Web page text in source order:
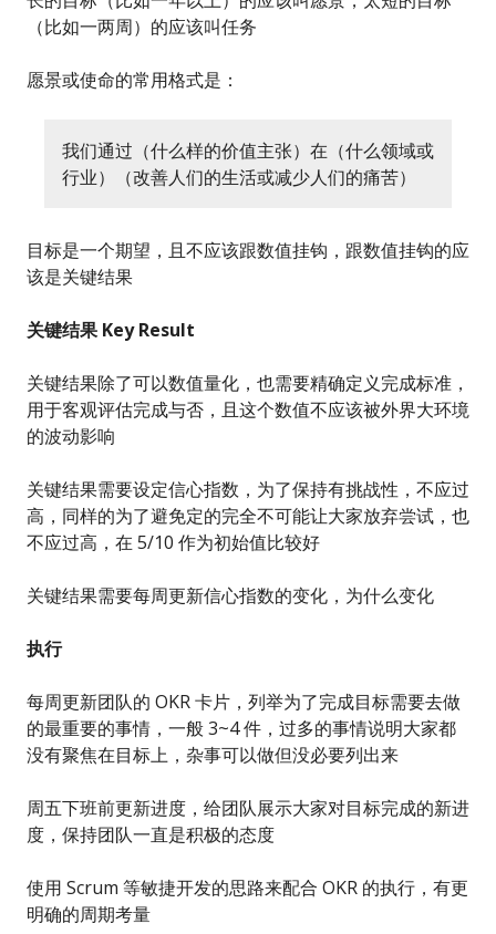
（比如一两周）的应该叫任务
愿景或使命的常用格式是：
我们通过（什么样的价值主张）在（什么领域或
行业）（改善人们的生活或减少人们的痛苦）
目标是一个期望，且不应该跟数值挂钩，跟数值挂钩的应
该是关键结果
关键结果 Key Result
关键结果除了可以数值量化，也需要精确定义完成标准，
用于客观评估完成与否，且这个数值不应该被外界大环境
的波动影响
关键结果需要设定信心指数，为了保持有挑战性，不应过
高，同样的为了避免定的完全不可能让大家放弃尝试，也
不应过高，在 5/10 作为初始值比较好
关键结果需要每周更新信心指数的变化，为什么变化
执行
每周更新团队的 OKR 卡片，列举为了完成目标需要去做
的最重要的事情，一般 3~4 件，过多的事情说明大家都
没有聚焦在目标上，杂事可以做但没必要列出来
周五下班前更新进度，给团队展示大家对目标完成的新进
度，保持团队一直是积极的态度
使用 Scrum 等敏捷开发的思路来配合 OKR 的执行，有更
明确的周期考量